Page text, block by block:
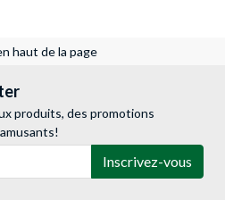
haut de la page
produits, des promotions
Inscrivez-vous